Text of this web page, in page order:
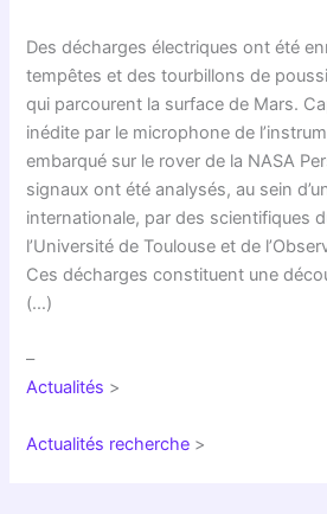
Des décharges électriques ont été
tempêtes et des tourbillons de
qui parcourent la surface de Mars.
inédite par le microphone de
embarqué sur le rover de la NASA
signaux ont été analysés, au sein
internationale, par des scientifiques
l’Université de Toulouse et de
Ces décharges constituent une
(…)
–
Actualités >
Actualités recherche >